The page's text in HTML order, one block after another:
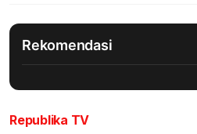
Rekomendasi
Republika TV